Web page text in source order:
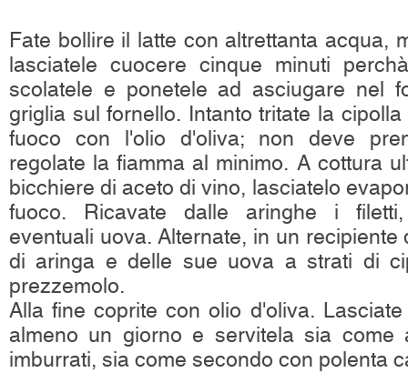
Fate bollire il latte con altrettanta acqua,
lasciatele cuocere cinque minuti
scolatele e ponetele ad asciugare nel
griglia sul fornello. Intanto tritate la
fuoco con l'olio d'oliva; non deve
regolate la fiamma al minimo. A cottura
bicchiere di aceto di vino, lasciatelo
fuoco. Ricavate dalle aringhe i
eventuali uova. Alternate, in un recipiente
di aringa e delle sue uova a strati di
prezzemolo.
Alla fine coprite con olio d'oliva.
almeno un giorno e servitela sia come
imburrati, sia come secondo con polenta